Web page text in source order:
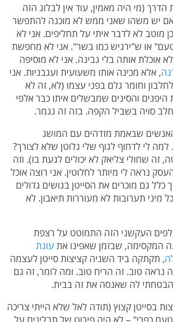
(מי היה מאמין, עוד אין לבלוג הזה
יש משהו שאני ממש לא מוכנה להתפשר
מוטב לא לדבר איתי על תחליפים. אני לא
או ש"ירגיש כמו בשר". אני לא מחפשת
אוכלת אותה בלי גבינה. אני לא מוסיפה
, אלא מכינה אותו משעועית ועגבניות. אני
וחומר גלם בפני עצמו (לא, זה לא
והסינים שמבשלים איתו כבר אלפי
סויה בשביל הקפה. בזה זה נגמר.
שבאמת מזדהים עם המושג
למה לי לדחוף לגוף שלי גלוטן שלא לצורך?
זה שחולי צליאק לא יכולים לגעת בו). וזה
נראה לי מיותר לחלוטין. אני רוצה אוכל
גם מוכרים את הסייטן בגושים גדולים
מיני תערובות לא מעוררות תיאבון. לא
העקשני הזה התמוטט על רצפת
המקסימה, שבזמן שאפינו את עוגת
, תקתקה ביד השניה קציצות סייטן לעצמה
נראה טוב. זה הריח טוב. ומה לומר, זה גם
הבטחתי לה שאנסה את זה בבית.
בסייטן קצוץ (תודה לאל שלא הייתי צריכה